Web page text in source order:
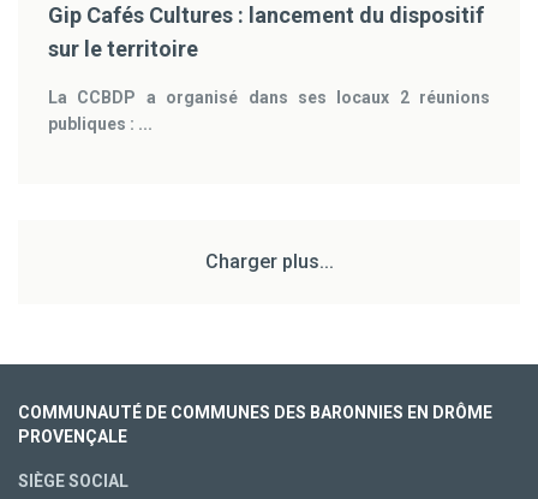
Gip Cafés Cultures : lancement du dispositif
sur le territoire
La CCBDP a organisé dans ses locaux 2 réunions
publiques : ...
Charger plus...
COMMUNAUTÉ DE COMMUNES DES BARONNIES EN DRÔME
PROVENÇALE
SIÈGE SOCIAL